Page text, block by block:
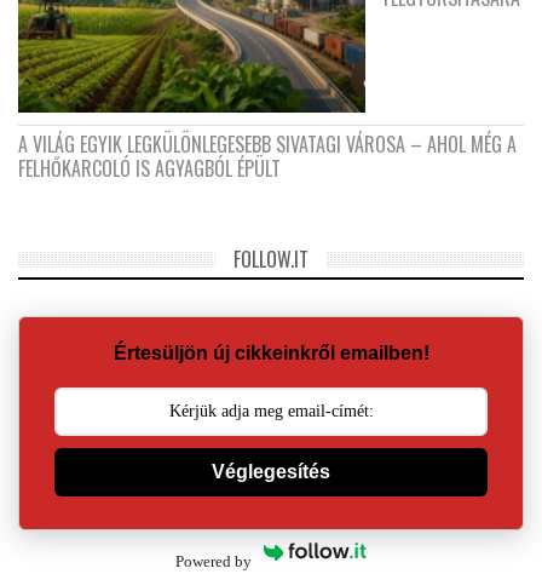
A VILÁG EGYIK LEGKÜLÖNLEGESEBB SIVATAGI VÁROSA – AHOL MÉG A
FELHŐKARCOLÓ IS AGYAGBÓL ÉPÜLT
FOLLOW.IT
Értesüljön új cikkeinkről emailben!
Véglegesítés
Powered by